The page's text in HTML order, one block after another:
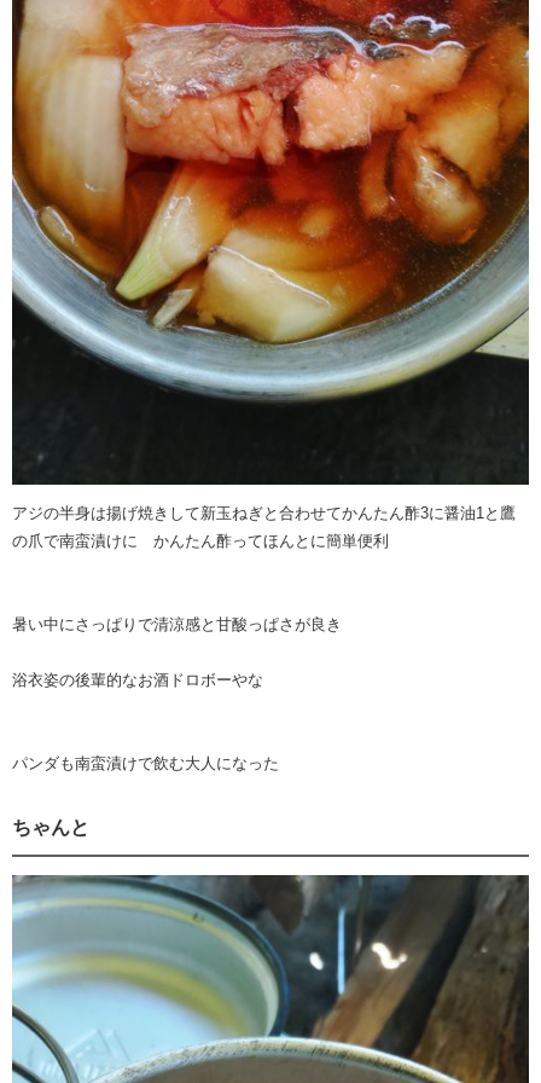
アジの半身は揚げ焼きして新玉ねぎと合わせてかんたん酢3に醤油1と鷹
の爪で南蛮漬けに かんたん酢ってほんとに簡単便利
暑い中にさっぱりで清涼感と甘酸っぱさが良き
浴衣姿の後輩的なお酒ドロボーやな
パンダも南蛮漬けで飲む大人になった
ちゃんと